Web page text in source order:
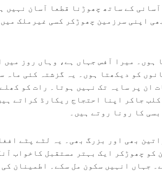
کے ساتھ چھوڑنا قطعا آسان نہیں
اپنی سرزمین چھوڑکر کسی غیرملک
ہوں۔ میرا آفس جہاں ہے، وہاں روز
کو دیکھتا ہوں۔ یہ گزشتہ کئی ماہ
ان پر سایہ تک نہیں ہوتا۔ رات کو
جاکر اپنا احتجاج ریکارڈ کراتے
کا رونا روتے ہیں۔
بھی اور بزرگ بھی۔ یہ لٹے پٹے
کو چھوڑکر ایک بہتر مستقبل کاخواب
جہاں انہیں سکون مل سکے۔ اطمینان